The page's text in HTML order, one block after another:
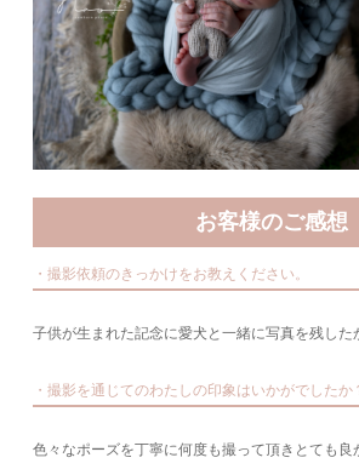
お客様のご感想
・撮影依頼のきっかけをお教えください。
子供が生まれた記念に愛犬と一緒に写真を残した
・撮影を通じてのわたしの印象はいかがでしたか
色々なポーズを丁寧に何度も撮って頂きとても良